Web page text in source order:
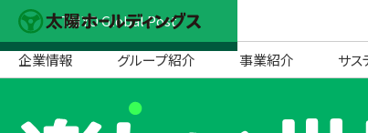
企業情報 グループ紹介 事業紹介 サス
TAIYO Global Post